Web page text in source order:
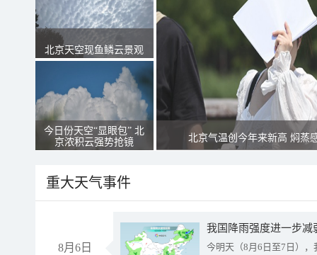
北京天空现鱼鳞云景观
今日份天空“显眼包” 北
京浓积云强势抢镜
北京气温创今年来新高 焖蒸
重大天气事件
8月6日
今明天（8月6日至7日）